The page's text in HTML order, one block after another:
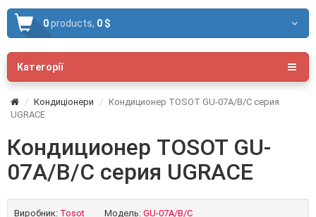
0products, 0 $
Категорії
Кондиціонери
Кондиционер TOSOT GU-07A/B/C серия
UGRACE
Кондиционер TOSOT GU-
07A/B/C серия UGRACE
Виробник: Tosot Модель: GU-07A/B/C